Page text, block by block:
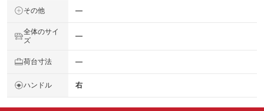
その他 ―
全体のサイ
ズ
―
荷台寸法 ―
ハンドル 右